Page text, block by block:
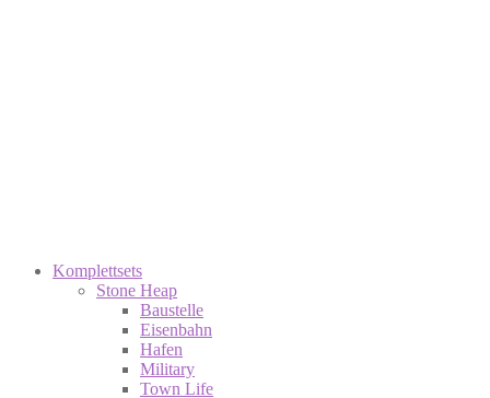
Komplettsets
Stone Heap
Baustelle
Eisenbahn
Hafen
Military
Town Life